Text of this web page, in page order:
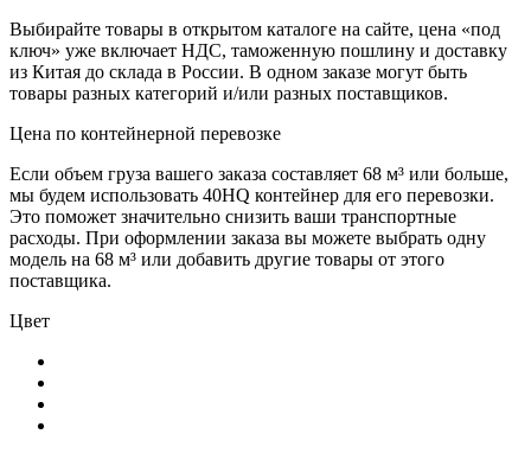
Выбирайте товары в открытом каталоге на сайте, цена «под
ключ» уже включает НДС, таможенную пошлину и доставку
из Китая до склада в России. В одном заказе могут быть
товары разных категорий и/или разных поставщиков.
Цена по контейнерной перевозке
Если объем груза вашего заказа составляет 68 м³ или больше,
мы будем использовать 40HQ контейнер для его перевозки.
Это поможет значительно снизить ваши транспортные
расходы. При оформлении заказа вы можете выбрать одну
модель на 68 м³ или добавить другие товары от этого
поставщика.
Цвет